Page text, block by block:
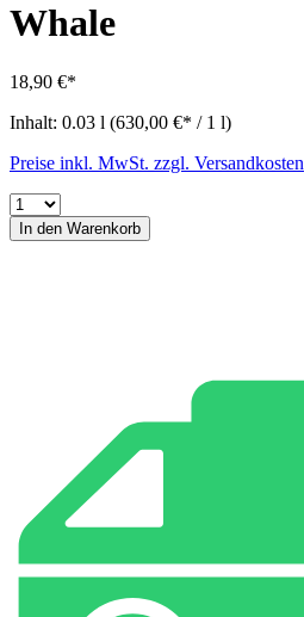
Whale
18,90 €*
Inhalt: 0.03 l (630,00 €* / 1 l)
Preise inkl. MwSt. zzgl. Versandkosten
In den Warenkorb